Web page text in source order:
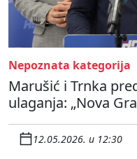
Nepoznata kategorija
Marušić i Trnka
ulaganja: „Nova
12.05.2026. u 12:30